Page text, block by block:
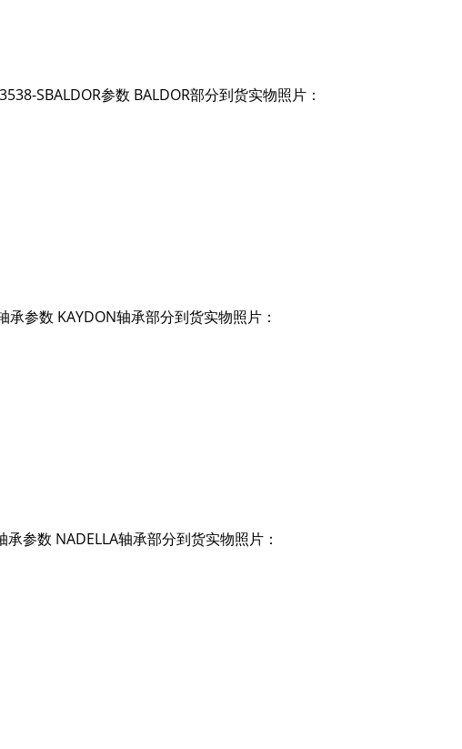
SBALDOR参数 BALDOR部分到货实物照片：
承参数 KAYDON轴承部分到货实物照片：
参数 NADELLA轴承部分到货实物照片：